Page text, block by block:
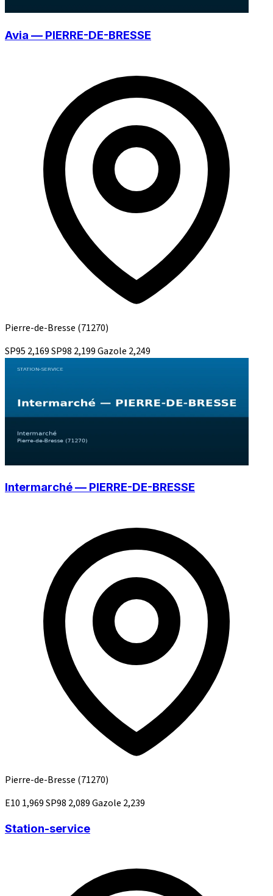
Avia — PIERRE-DE-BRESSE
Pierre-de-Bresse (71270)
SP95 2,169SP98 2,199Gazole 2,249
Intermarché — PIERRE-DE-BRESSE
Pierre-de-Bresse (71270)
E10 1,969SP98 2,089Gazole 2,239
Station-service